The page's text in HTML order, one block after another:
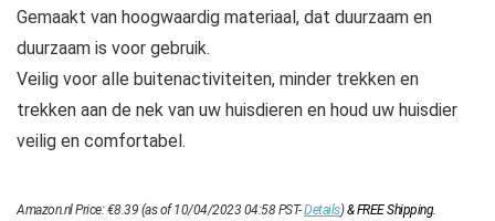
Gemaakt van hoogwaardig materiaal, dat duurzaam en
duurzaam is voor gebruik.
Veilig voor alle buitenactiviteiten, minder trekken en
trekken aan de nek van uw huisdieren en houd uw huisdier
veilig en comfortabel.
Amazon.nl Price:€8.39 (as of 10/04/2023 04:58 PST-Details)&FREE Shipping.